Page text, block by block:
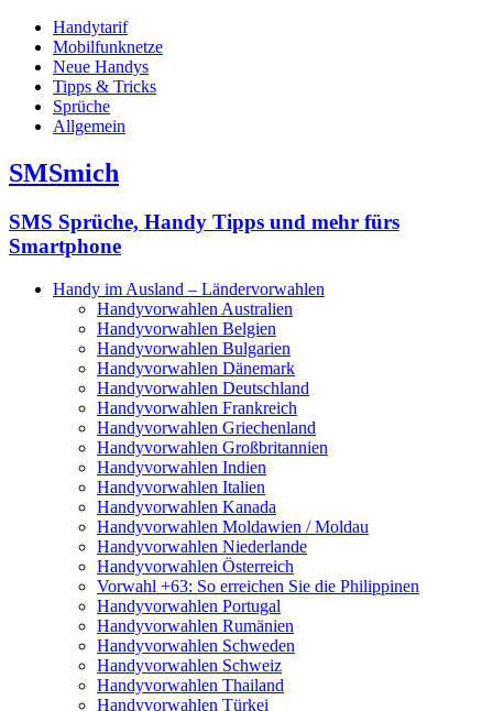
Handytarif
Mobilfunknetze
Neue Handys
Tipps & Tricks
Sprüche
Allgemein
SMSmich
SMS Sprüche, Handy Tipps und mehr fürs
Smartphone
Handy im Ausland – Ländervorwahlen
Handyvorwahlen Australien
Handyvorwahlen Belgien
Handyvorwahlen Bulgarien
Handyvorwahlen Dänemark
Handyvorwahlen Deutschland
Handyvorwahlen Frankreich
Handyvorwahlen Griechenland
Handyvorwahlen Großbritannien
Handyvorwahlen Indien
Handyvorwahlen Italien
Handyvorwahlen Kanada
Handyvorwahlen Moldawien / Moldau
Handyvorwahlen Niederlande
Handyvorwahlen Österreich
Vorwahl +63: So erreichen Sie die Philippinen
Handyvorwahlen Portugal
Handyvorwahlen Rumänien
Handyvorwahlen Schweden
Handyvorwahlen Schweiz
Handyvorwahlen Thailand
Handyvorwahlen Türkei